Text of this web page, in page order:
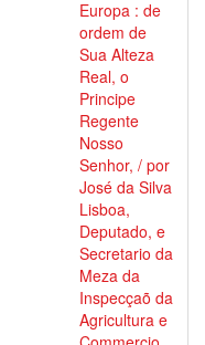
Europa : de
ordem de
Sua Alteza
Real, o
Principe
Regente
Nosso
Senhor, / por
José da Silva
Lisboa,
Deputado, e
Secretario da
Meza da
Inspecçaõ da
Agricultura e